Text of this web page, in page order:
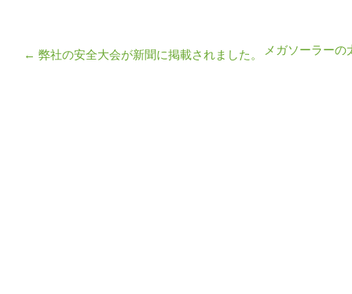
← 弊社の安全大会が新聞に掲載されました。 メガソーラー